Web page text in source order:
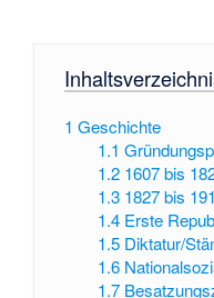
1 Geschichte
1.1
1.2 1607 bis
1.3 1827 bis
1.4 Erste
1.5 Diktatur/
1.6
1.7